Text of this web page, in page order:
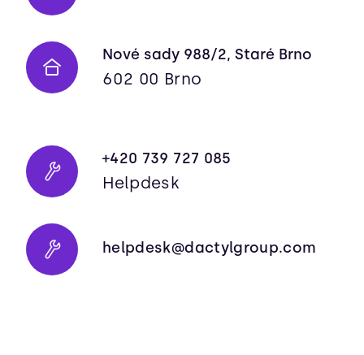
Nové sady 988/2, Staré Brno
602 00 Brno
+420 739 727 085
Helpdesk
helpdesk@dactylgroup.com